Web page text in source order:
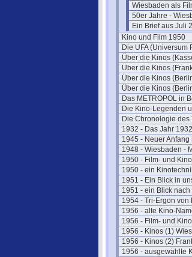
Wiesbaden als
50er Jahre -
Ein Brief aus Juli
Kino und Film 1950
Die UFA (Universum
Über die Kinos
Über die Kinos
Über die Kinos
Über die Kinos
Das METROPOL in
Die Kino-Legenden
Die Chronologie des
1932 - Das Jahr
1945 - Neuer Anfang
1948 - Wiesbaden -
1950 - Film- und
1950 - ein
1951 - Ein Blick in
1951 - ein Blick nach
1954 - Tri-Ergon von
1956 - alte Kino-
1956 - Film- und
1956 - Kinos (1)
1956 - Kinos (2)
1956 - ausgewählte